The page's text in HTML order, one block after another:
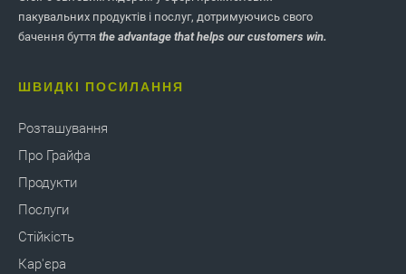
пакувальних продуктів і послуг, дотримуючись свого
бачення буття the advantage that helps our customers win.
ШВИДКІ ПОСИЛАННЯ
Розташування
Про Грайфа
Продукти
Послуги
Стійкість
Кар'єра